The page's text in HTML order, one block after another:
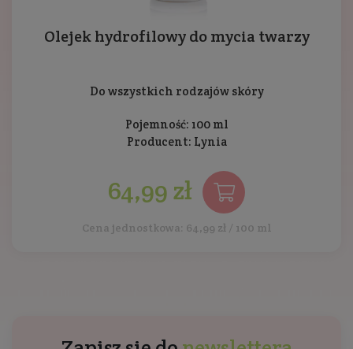
Olejek hydrofilowy do mycia twarzy
Do wszystkich rodzajów skóry
Pojemność: 100 ml
Producent: Lynia
64,99 zł
Cena jednostkowa: 64,99 zł / 100 ml